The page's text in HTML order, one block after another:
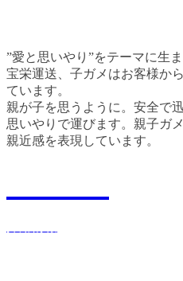
”愛と思いやり”をテーマに生
宝栄運送、子ガメはお客様か
ています。
親が子を思うように。安全で
思いやりで運びます。親子ガ
親近感を表現しています。